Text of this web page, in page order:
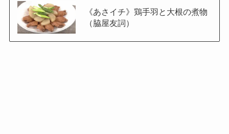
《あさイチ》鶏手羽と大根の煮物
（脇屋友詞）